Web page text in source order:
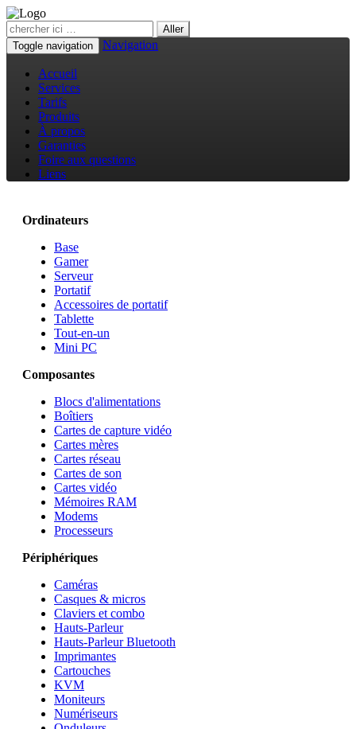
Toggle navigation Navigation
Accueil
Services
Tarifs
Produits
À propos
Garanties
Foire aux questions
Liens
Ordinateurs
Base
Gamer
Serveur
Portatif
Accessoires de portatif
Tablette
Tout-en-un
Mini PC
Composantes
Blocs d'alimentations
Boîtiers
Cartes de capture vidéo
Cartes mères
Cartes réseau
Cartes de son
Cartes vidéo
Mémoires RAM
Modems
Processeurs
Périphériques
Caméras
Casques & micros
Claviers et combo
Hauts-Parleur
Hauts-Parleur Bluetooth
Imprimantes
Cartouches
KVM
Moniteurs
Numériseurs